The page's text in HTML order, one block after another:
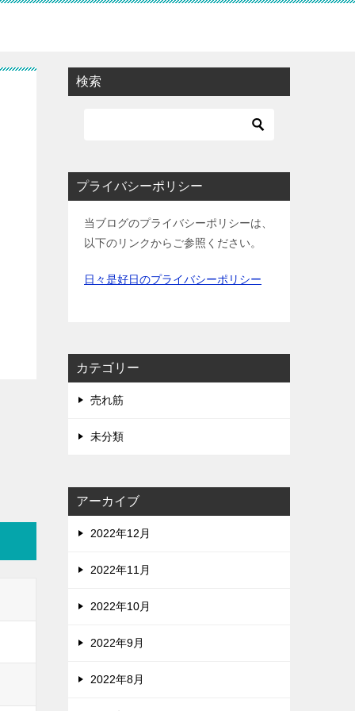
検索
プライバシーポリシー
当ブログのプライバシーポリシーは、
以下のリンクからご参照ください。
日々是好日のプライバシーポリシー
カテゴリー
売れ筋
未分類
アーカイブ
2022年12月
2022年11月
2022年10月
2022年9月
2022年8月